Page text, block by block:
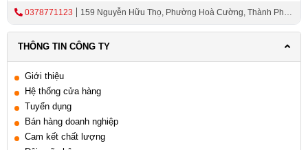
Hafele EL7900-TCB 912.05.641 là giải pháp an ninh toàn
diện, mang đến sự tiện nghi và an tâm cho ngôi nhà của
bạn. Với thiết kế sang trọng, tính năng thông minh và độ
sự lựa chọn hàng đầu cho cuộc sống hiện đại.
0378771123
159 Nguyễn Hữu Thọ, Phường Hoà Cường, Thành Phố
THÔNG TIN CÔNG TY
Giới thiệu
Hệ thống cửa hàng
Tuyển dụng
Bán hàng doanh nghiệp
Cam kết chất lượng